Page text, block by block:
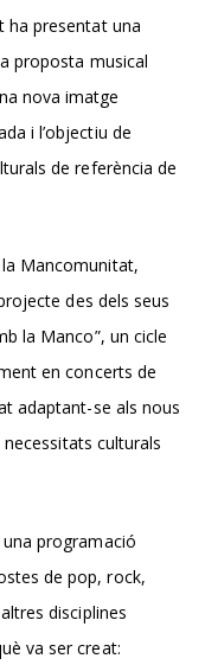
ha presentat una
proposta musical
nova imatge
i l’objectiu de
de referència de
Mancomunitat,
des dels seus
la Manco”, un cicle
en concerts de
adaptant-se als nous
culturals
programació
de pop, rock,
disciplines
va ser creat: